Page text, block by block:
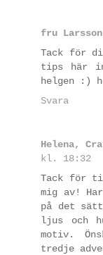
fru Larsson
Tack för
tips här
helgen :)
Svara
Helena,
kl. 18:32
Tack för
mig av!
på det
ljus och
motiv.
tredje